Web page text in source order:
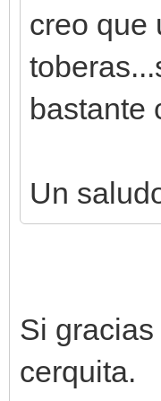
creo que
bastante
Un
Si
cerquita.